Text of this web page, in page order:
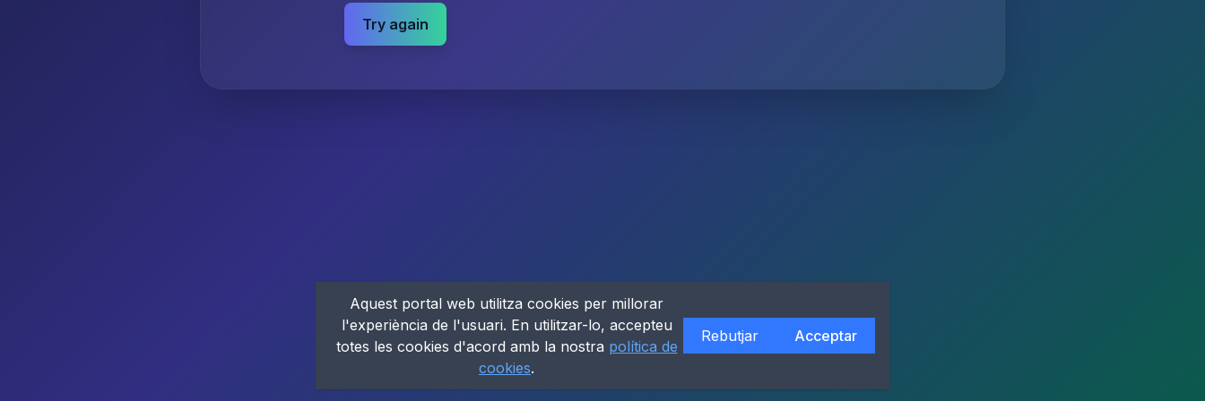
Try again
Aquest portal web utilitza cookies per millorar
l'experiència de l'usuari. En utilitzar-lo, accepteu
totes les cookies d'acord amb la nostra política de
cookies.
Rebutjar Acceptar